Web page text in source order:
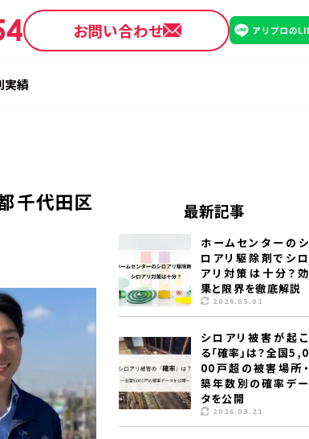
お問い合わせ
実績
千代田区
最新記事
ホームセンターのシ
ロアリ駆除剤でシロ
アリ対策は十分？効
果と限界を徹底解説
2026.05.01
シロアリ被害が起こ
る「確率」は？全国5,0
00戸超の被害場所・
築年数別の確率デー
タを公開
2026.03.21